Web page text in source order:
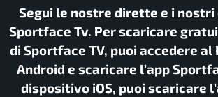
Segui le nostre dirette e i
Sportface Tv. Per scaricare
di Sportface TV, puoi accedere al
Android e scaricare l’app
dispositivo iOS, puoi scaricare